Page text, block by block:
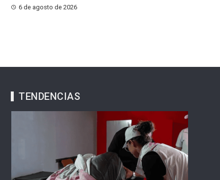
6 de agosto de 2026
TENDENCIAS